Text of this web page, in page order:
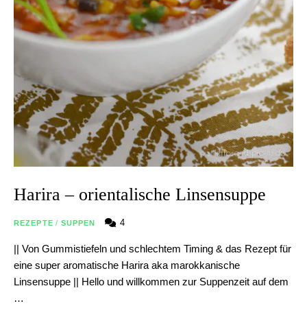
Harira – orientalische Linsensuppe
REZEPTE / SUPPEN 4
|| Von Gummistiefeln und schlechtem Timing & das Rezept für
eine super aromatische Harira aka marokkanische
Linsensuppe || Hello und willkommen zur Suppenzeit auf dem
…